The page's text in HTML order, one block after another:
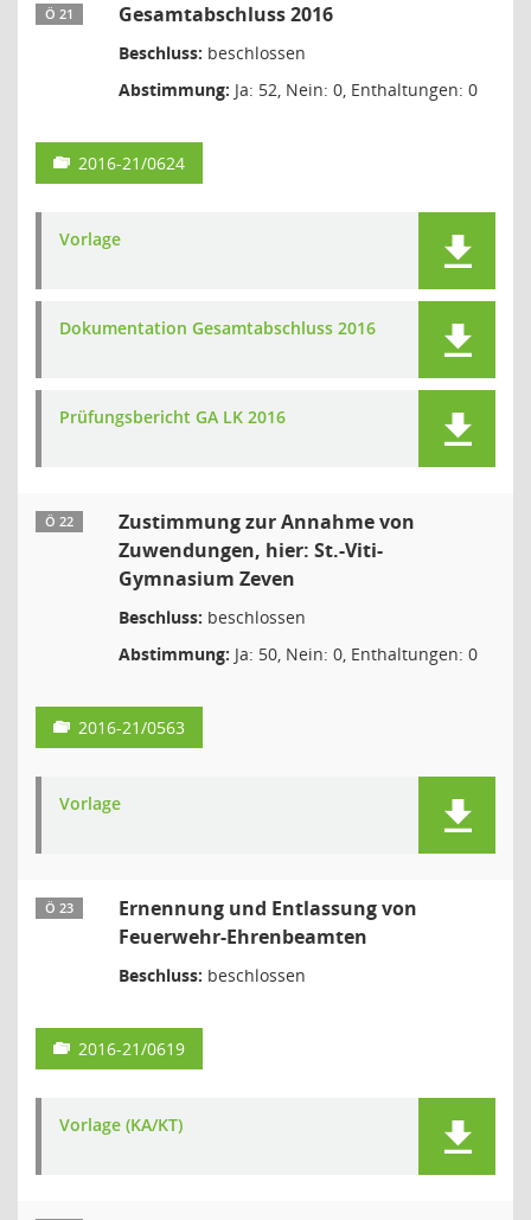
Ö 21 Gesamtabschluss 2016
Beschluss: beschlossen
Abstimmung: Ja: 52, Nein: 0, Enthaltungen: 0
2016-21/0624
Vorlage
Dokumentation Gesamtabschluss 2016
Prüfungsbericht GA LK 2016
Ö 22
Zustimmung zur Annahme von
Zuwendungen, hier: St.-Viti-
Gymnasium Zeven
Beschluss: beschlossen
Abstimmung: Ja: 50, Nein: 0, Enthaltungen: 0
2016-21/0563
Vorlage
Ö 23
Ernennung und Entlassung von
Feuerwehr-Ehrenbeamten
Beschluss: beschlossen
2016-21/0619
Vorlage (KA/KT)